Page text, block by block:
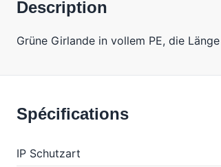
Description
Grüne Girlande in vollem PE, die
Spécifications
IP Schutzart